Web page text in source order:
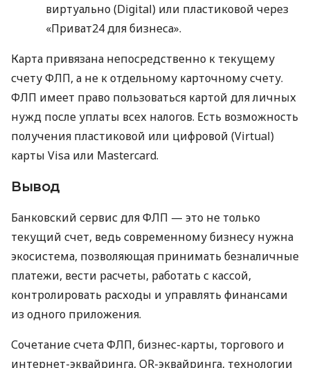
виртуально (Digital) или пластиковой через
«Приват24 для бизнеса».
Карта привязана непосредственно к текущему
счету ФЛП, а не к отдельному карточному счету.
ФЛП имеет право пользоваться картой для личных
нужд после уплаты всех налогов. Есть возможность
получения пластиковой или цифровой (Virtual)
карты Visa или Mastercard.
Вывод
Банковский сервис для ФЛП — это не только
текущий счет, ведь современному бизнесу нужна
экосистема, позволяющая принимать безналичные
платежи, вести расчеты, работать с кассой,
контролировать расходы и управлять финансами
из одного приложения.
Сочетание счета ФЛП, бизнес-карты, торгового и
интернет-эквайринга, QR-эквайринга, технологии